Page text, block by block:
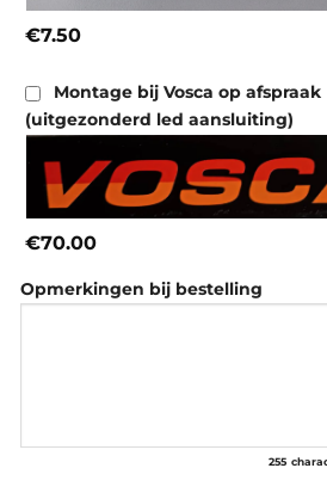
€7.50
Montage bij Vosca op afspraak
(uitgezonderd led aansluiting)
€70.00
Opmerkingen bij bestelling
255